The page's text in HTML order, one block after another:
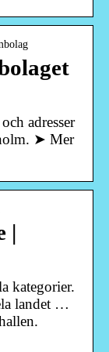
adresser
➤ Mer
|
kategorier.
landet …